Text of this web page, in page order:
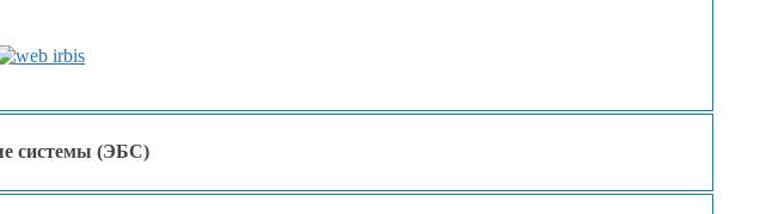
системы (ЭБС)